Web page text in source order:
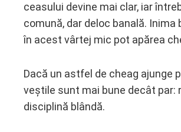
ceasului devine mai clar, iar
comună, dar deloc banală.
în acest vârtej mic pot apărea
Dacă un astfel de cheag ajunge
veștile sunt mai bune decât par:
disciplină blândă.